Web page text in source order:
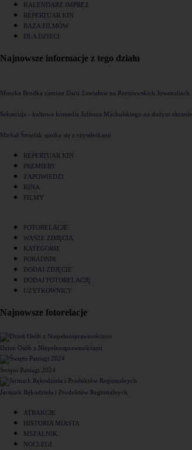
KALENDARZ IMPREZ
REPERTUAR KIN
BAZA FILMÓW
DLA DZIECI
Najnowsze informacje z tego działu
Monika Brodka zamiast Darii Zawiałow na Rzeszowskich Juwenaliach
Seksmisja - kultowa komedia Juliusza Machulskiego na dużym ekranie
Michał Śmielak spotka się z czytelnikami
REPERTUAR KIN
PREMIERY
ZAPOWIEDZI
KINA
FILMY
FOTORELACJE
WASZE ZDJĘCIA
KATEGORIE
PORADNIK
DODAJ ZDJĘCIE
DODAJ FOTORELACJĘ
UŻYTKOWNICY
Najnowsze fotorelacje
Dzień Osób z Niepełnosprawnościami
Święto Paniagi 2024
Jarmark Rękodzieła i Produktów Regionalnych
ATRAKCJE
HISTORIA MIASTA
MSZALNIK
NOCLEGI